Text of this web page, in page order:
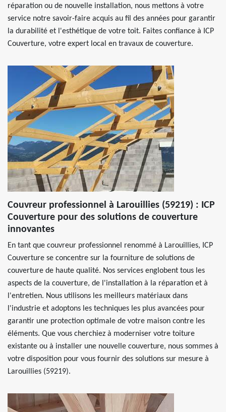
réparation ou de nouvelle installation, nous mettons à votre
service notre savoir-faire acquis au fil des années pour garantir
la durabilité et l'esthétique de votre toit. Faites confiance à ICP
Couverture, votre expert local en travaux de couverture.
Couvreur professionnel à Larouillies (59219) : ICP
Couverture pour des solutions de couverture
innovantes
En tant que couvreur professionnel renommé à Larouillies, ICP
Couverture se concentre sur la fourniture de solutions de
couverture de haute qualité. Nos services englobent tous les
aspects de la couverture, de l'installation à la réparation et à
l'entretien. Nous utilisons les meilleurs matériaux dans
l'industrie et adoptons les techniques les plus avancées pour
garantir une protection optimale de votre maison contre les
éléments. Que vous cherchiez à moderniser votre toiture
existante ou à installer une nouvelle couverture, nous sommes à
votre disposition pour vous fournir des solutions sur mesure à
Larouillies (59219).